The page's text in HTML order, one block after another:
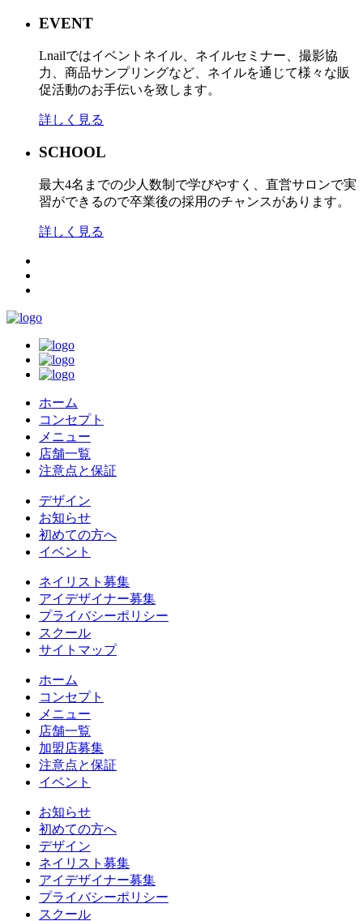
EVENT
Lnailではイベントネイル、ネイルセミナー、撮影協
力、商品サンプリングなど、ネイルを通じて様々な販
促活動のお手伝いを致します。
詳しく見る
SCHOOL
最大4名までの少人数制で学びやすく、直営サロンで実
習ができるので卒業後の採用のチャンスがあります。
詳しく見る
ホーム
コンセプト
メニュー
店舗一覧
注意点と保証
デザイン
お知らせ
初めての方へ
イベント
ネイリスト募集
アイデザイナー募集
プライバシーポリシー
スクール
サイトマップ
ホーム
コンセプト
メニュー
店舗一覧
加盟店募集
注意点と保証
イベント
お知らせ
初めての方へ
デザイン
ネイリスト募集
アイデザイナー募集
プライバシーポリシー
スクール